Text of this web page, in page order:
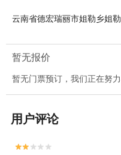
云南省德宏瑞丽市姐勒乡姐
暂无报价
暂无门票预订，我们正在努
用户评论

